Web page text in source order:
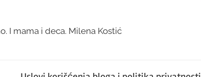
I mama i deca. Milena Kostić